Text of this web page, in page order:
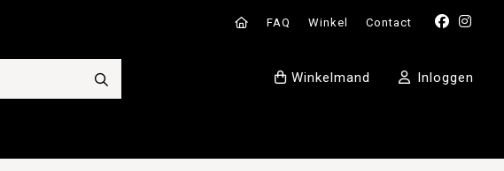
FAQ Winkel Contact
Inloggen
Winkelmand